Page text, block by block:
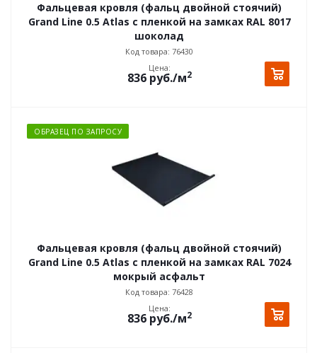
Фальцевая кровля (фальц двойной стоячий)
Grand Line 0.5 Atlas с пленкой на замках RAL 8017
шоколад
Код товара: 76430
Цена:
836руб./м2
ОБРАЗЕЦ ПО ЗАПРОСУ
Фальцевая кровля (фальц двойной стоячий)
Grand Line 0.5 Atlas с пленкой на замках RAL 7024
мокрый асфальт
Код товара: 76428
Цена:
836руб./м2